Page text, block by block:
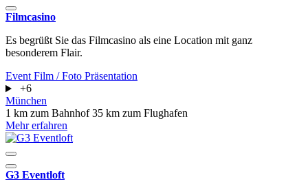
Filmcasino
Es begrüßt Sie das Filmcasino als eine Location mit ganz
besonderem Flair.
Event Film / Foto Präsentation
+6
München
1 km zum Bahnhof35 km zum Flughafen
Mehr erfahren
G3 Eventloft